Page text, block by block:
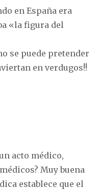
en España era
«la figura del
se puede pretender
en verdugos!!
acto médico,
Muy buena
establece que el